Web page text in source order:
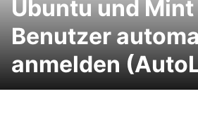
Ubuntu und
Benutzer
anmelden